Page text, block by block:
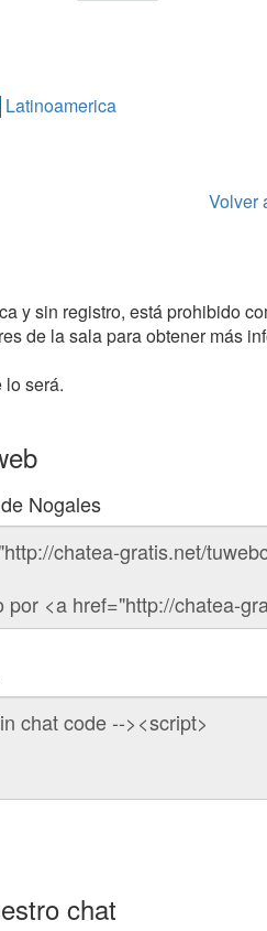
Latinoamerica
Volver
y sin registro, está prohibido
de la sala para obtener más
lo será.
Nogales
chat